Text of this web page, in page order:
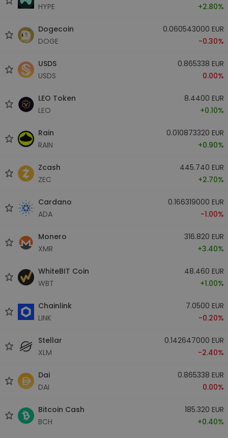
HYPE
+2.80%
Dogecoin
DOGE
0.060543000 EUR
-0.30%
USDS
USDS
0.865338 EUR
0.00%
LEO Token
LEO
8.4400 EUR
+0.10%
Rain
RAIN
0.010873320 EUR
+0.90%
Zcash
ZEC
445.740 EUR
+2.70%
Cardano
ADA
0.166319000 EUR
-1.00%
Monero
XMR
316.820 EUR
+3.40%
WhiteBIT Coin
WBT
48.460 EUR
+1.00%
Chainlink
LINK
7.0500 EUR
-0.20%
Stellar
XLM
0.142647000 EUR
-2.40%
Dai
DAI
0.865338 EUR
0.00%
Bitcoin Cash
BCH
185.320 EUR
+0.40%